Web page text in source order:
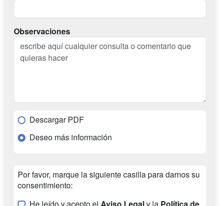
Observaciones
Descargar PDF
Deseo más información
Por favor, marque la siguiente casilla para darnos su
consentimiento: